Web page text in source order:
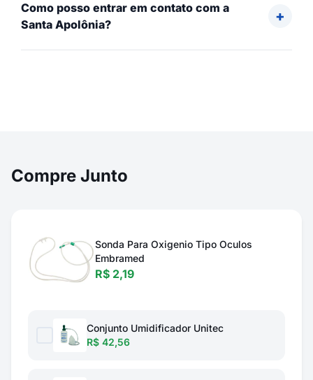
Como posso entrar em contato com a
Santa Apolônia?
Compre Junto
Sonda Para Oxigenio Tipo Oculos
Embramed
R$ 2,19
Conjunto Umidificador Unitec
R$ 42,56